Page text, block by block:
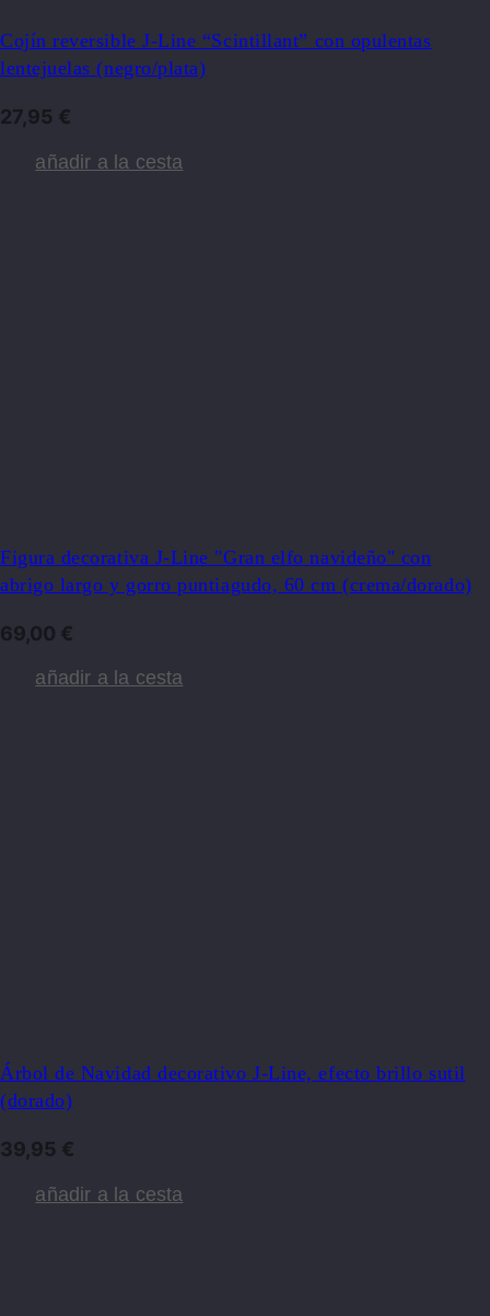
Cojín reversible J-Line “Scintillant” con opulentas
lentejuelas (negro/plata)
27,95 €
añadir a la cesta
Figura decorativa J-Line "Gran elfo navideño" con
abrigo largo y gorro puntiagudo, 60 cm (crema/dorado)
69,00 €
añadir a la cesta
Árbol de Navidad decorativo J-Line, efecto brillo sutil
(dorado)
39,95 €
añadir a la cesta